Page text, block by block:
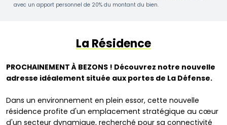
avec un apport personnel de 20% du montant du bien.
La Résidence
PROCHAINEMENT À BEZONS ! Découvrez notre nouvelle
adresse idéalement située aux portes de La Défense.
Dans un environnement en plein essor, cette nouvelle
résidence profite d'un emplacement stratégique au cœur
d'un secteur dynamique, recherché pour sa connectivité